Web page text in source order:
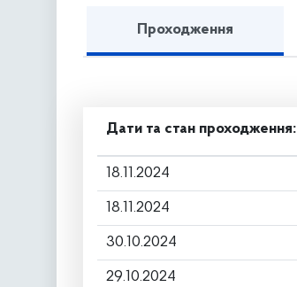
Проходження
Дати та стан проходження:
18.11.2024
18.11.2024
30.10.2024
29.10.2024